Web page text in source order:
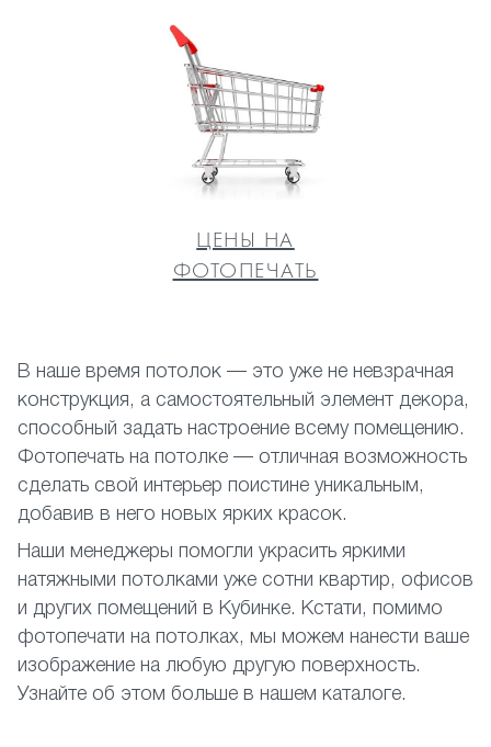
ЦЕНЫ НА
ФОТОПЕЧАТЬ
В наше время потолок — это уже не невзрачная
конструкция, а самостоятельный элемент декора,
способный задать настроение всему помещению.
Фотопечать на потолке — отличная возможность
сделать свой интерьер поистине уникальным,
добавив в него новых ярких красок.
Наши менеджеры помогли украсить яркими
натяжными потолками уже сотни квартир, офисов
и других помещений в Кубинке. Кстати, помимо
фотопечати на потолках, мы можем нанести ваше
изображение на любую другую поверхность.
Узнайте об этом больше в нашем каталоге.